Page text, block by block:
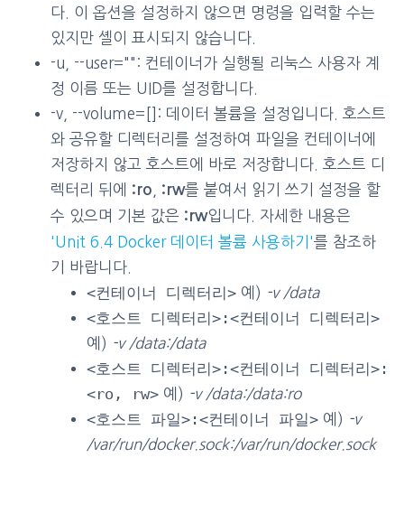
다. 이 옵션을 설정하지 않으면 명령을 입력할 수는
있지만 셸이 표시되지 않습니다.
-u, --user="": 컨테이너가 실행될 리눅스 사용자 계
정 이름 또는 UID를 설정합니다.
-v, --volume=[]: 데이터 볼륨을 설정입니다. 호스트
와 공유할 디렉터리를 설정하여 파일을 컨테이너에
저장하지 않고 호스트에 바로 저장합니다. 호스트 디
렉터리 뒤에 :ro :rw를 붙여서 읽기 쓰기 설정을 할
수 있으며 기본 값은 :rw입니다. 자세한 내용은
'Unit 6.4 Docker 데이터 볼륨 사용하기'를 참조하
기 바랍니다.
<컨테이너 디렉터리> 예) -v /data
<호스트 디렉터리>:<컨테이너 디렉터리>
예) -v /data:/data
<호스트 디렉터리>:<컨테이너 디렉터리>:
<ro, rw> 예) -v /data:/data:ro
<호스트 파일>:<컨테이너 파일> 예) -v
/var/run/docker.sock:/var/run/docker.sock